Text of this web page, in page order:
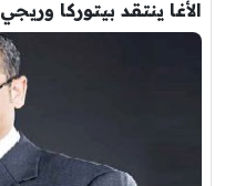
الأغا ينتقد بيتوركا وريجي